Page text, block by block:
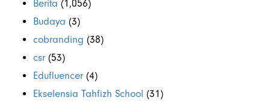
Berita (1,056)
Budaya (3)
cobranding (38)
csr (53)
Edufluencer (4)
Ekselensia Tahfizh School (31)